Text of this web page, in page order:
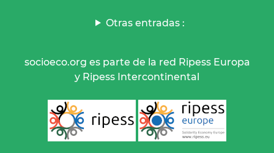
Otras entradas :
socioeco.org es parte de la red Ripess Europa
y Ripess Intercontinental